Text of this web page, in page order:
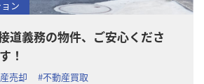
ン
道義務の物件、ご安心くださ
！
売却
#不動産買取